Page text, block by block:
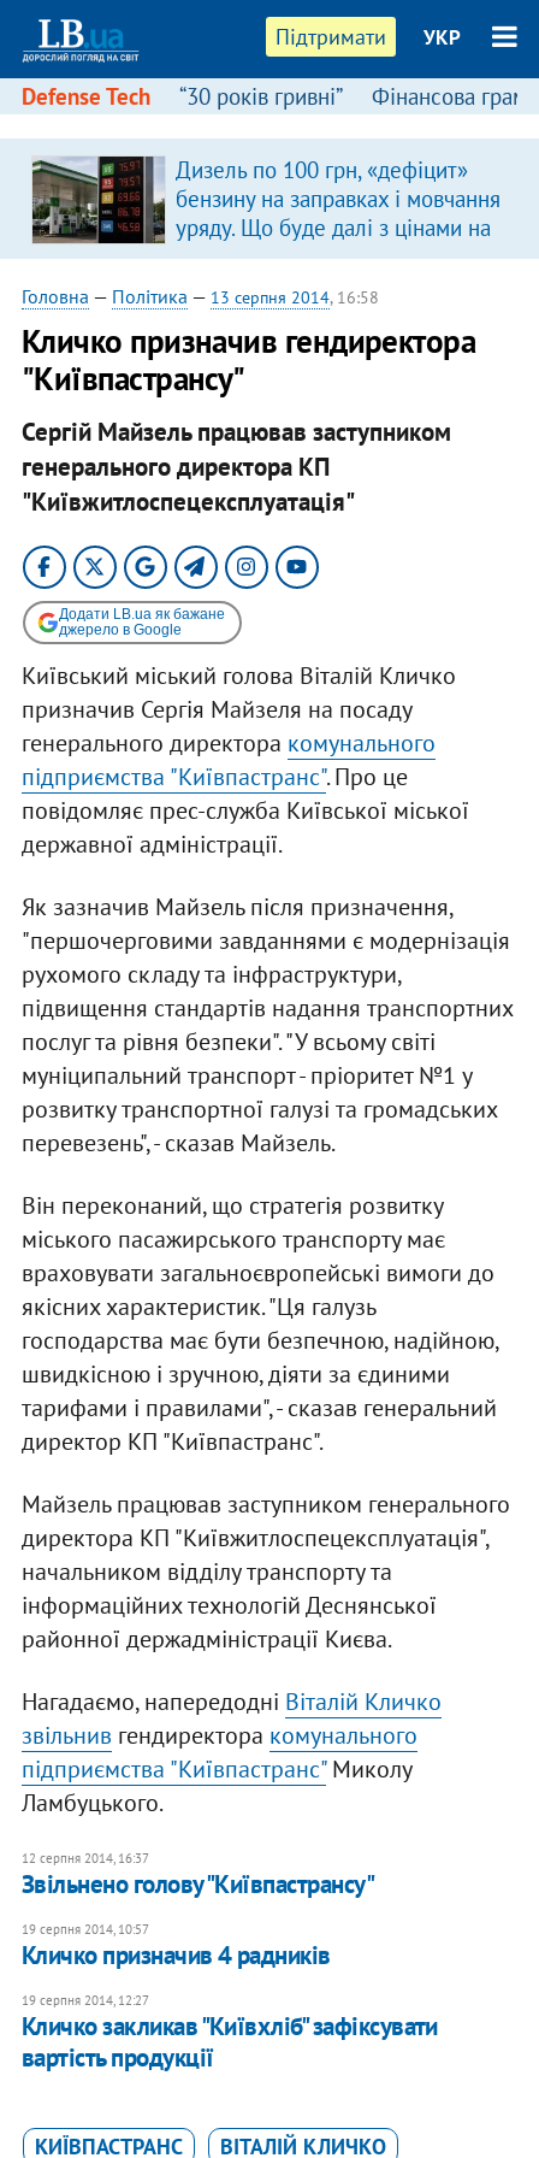
Підтримати УКР
Defense Tech “30 років гривні” Фінансова
Дизель по 100 грн, «дефіцит»
бензину на заправках і мовчання
уряду. Що буде далі з цінами на
пальне?
Головна — Політика — 13 серпня 2014, 16:58
Кличко призначив гендиректора
"Київпастрансу"
Сергій Майзель працював заступником
генерального директора КП
"Київжитлоспецексплуатація"
Додати LB.ua як бажане
джерело в Google
Київський міський голова Віталій Кличко
призначив Сергія Майзеля на посаду
генерального директора комунального
підприємства "Київпастранс". Про це
повідомляє прес-служба Київської міської
державної адміністрації.
Як зазначив Майзель після призначення,
"першочерговими завданнями є модернізація
рухомого складу та інфраструктури,
підвищення стандартів надання транспортних
послуг та рівня безпеки". "У всьому світі
муніципальний транспорт - пріоритет №1 у
розвитку транспортної галузі та громадських
перевезень", - сказав Майзель.
Він переконаний, що стратегія розвитку
міського пасажирського транспорту має
враховувати загальноєвропейські вимоги до
якісних характеристик. "Ця галузь
господарства має бути безпечною, надійною,
швидкісною і зручною, діяти за єдиними
тарифами і правилами", - сказав генеральний
директор КП "Київпастранс".
Майзель працював заступником генерального
директора КП "Київжитлоспецексплуатація",
начальником відділу транспорту та
інформаційних технологій Деснянської
районної держадміністрації Києва.
Нагадаємо, напередодні Віталій Кличко
звільнив гендиректора комунального
підприємства "Київпастранс"Миколу
Ламбуцького.
12 серпня 2014, 16:37
Звільнено голову "Київпастрансу"
19 серпня 2014, 10:57
Кличко призначив 4 радників
19 серпня 2014, 12:27
Кличко закликав "Київхліб" зафіксувати
вартість продукції
КИЇВПАСТРАНС ВІТАЛІЙ КЛИЧКО